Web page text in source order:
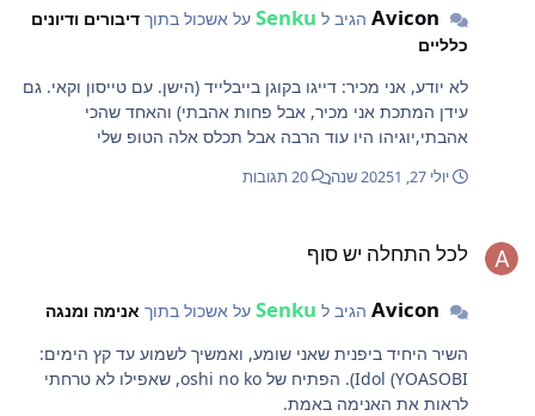
Aviconהגיב ל Senkuעל אשכול בתוך דיבורים ודיונים
כלליים
לא יודע, אני מכיר: דייגו בקוגן בייבלייד (הישן. עם טייסון וקאי. גם
עידן המתכת אני מכיר, אבל פחות אהבתי) והאחד שהכי
אהבתי,יוגיהו היו עוד הרבה אבל תכלס אלה הטופ שלי
יולי 27, 2025 1 שנה
לכל התחלה יש סוף
Aviconהגיב ל Senkuעל אשכול בתוך אנימה ומנגה
השיר היחיד ביפנית שאני שומע, ואמשיך לשמוע עד קץ הימים:
Idol (YOASOBI). הפתיח של oshi no ko, שאפילו לא טרחתי
לראות את האנימה באמת.